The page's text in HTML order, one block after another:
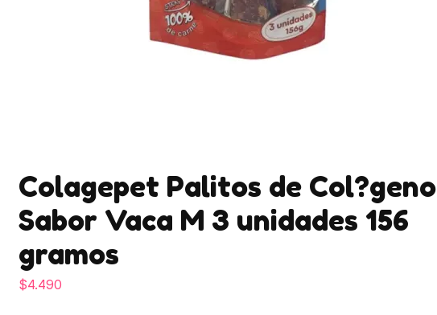
Colagepet Palitos de Col?geno
Sabor Vaca M 3 unidades 156
gramos
$4.490